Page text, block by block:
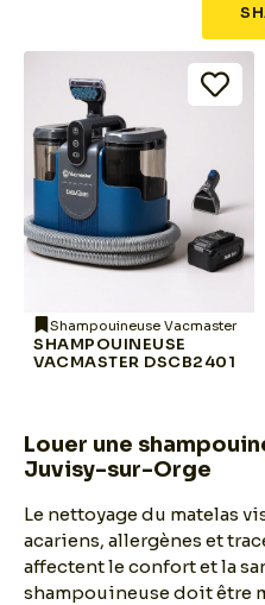
Shampouineuse Vacmaster
SHAMPOUINEUSE
VACMASTER DSCB2401
Louer une
Juvisy-sur-Orge
Le nettoyage du matelas
acariens, allergènes et
affectent le confort et la
shampouineuse doit être